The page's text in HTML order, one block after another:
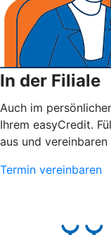
In der Filiale
Auch im
Ihrem easyCredit.
aus und vereinbaren
Termin vereinbaren